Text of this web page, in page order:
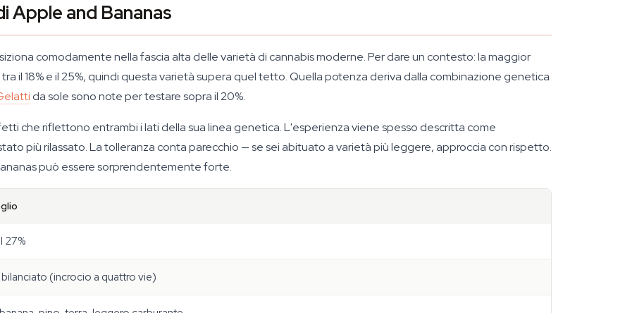
and Bananas
comodamente nella fascia alta delle varietà di cannabis moderne. Per dare un contesto: la maggior
il 18% e il 25%, quindi questa varietà supera quel tetto. Quella potenza deriva dalla combinazione genetica
da sole sono note per testare sopra il 20%.
che riflettono entrambi i lati della sua linea genetica. L'esperienza viene spesso descritta come
più rilassato. La tolleranza conta parecchio — se sei abituato a varietà più leggere, approccia con rispetto.
può essere sorprendentemente forte.
27%
(incrocio a quattro vie)